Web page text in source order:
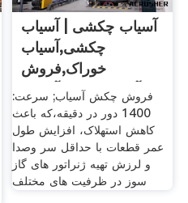
آسیاب چکشی | آسیاب
چکشی,آسیاب
خوراک,فروش
آسیاب,قیمت آسیاب
فروش چکش آسیاب; سرعت:
1400 دور در دقیقه،که باعث
کاهش استهلاک، افزایش طول
عمر قطعات با حداقل سر وصدا
و لرزش تهیه ژنراتور های گاز
سوز در ظرفیت های مختلف